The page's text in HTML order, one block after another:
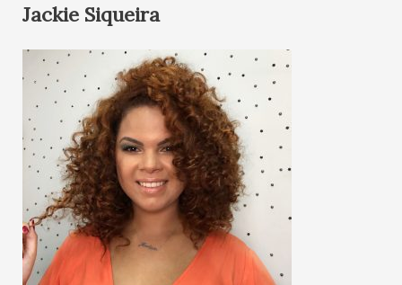
Jackie Siqueira